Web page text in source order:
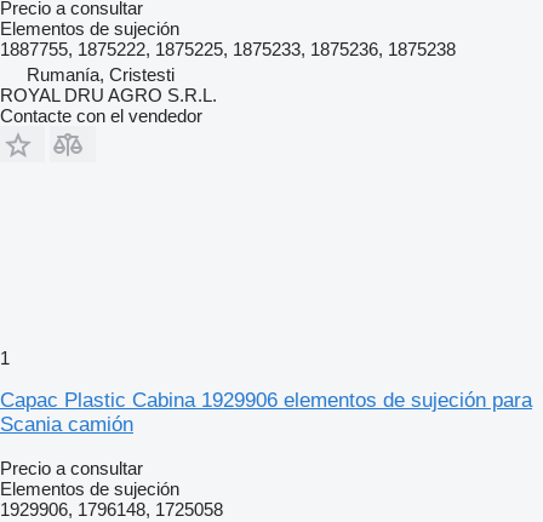
Precio a consultar
Elementos de sujeción
1887755, 1875222, 1875225, 1875233, 1875236, 1875238
Rumanía, Cristesti
ROYAL DRU AGRO S.R.L.
Contacte con el vendedor
1
Capac Plastic Cabina 1929906 elementos de sujeción para
Scania camión
Precio a consultar
Elementos de sujeción
1929906, 1796148, 1725058